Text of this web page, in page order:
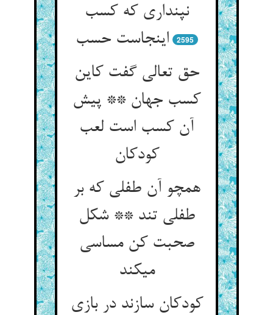
نپنداری که کسب
اینجاست حسب‏
2595
حق تعالی گفت کاین
کسب جهان ** پیش
آن کسب است لعب
کودکان‏
همچو آن طفلی که بر
طفلی تند ** شکل
صحبت کن مساسی
می‏کند
کودکان سازند در بازی